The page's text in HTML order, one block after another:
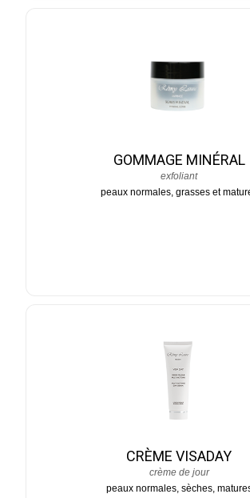
GOMMAGE MINÉRAL
exfoliant
peaux normales, grasses et
CRÈME VISADAY
crème de jour
peaux normales, sèches,